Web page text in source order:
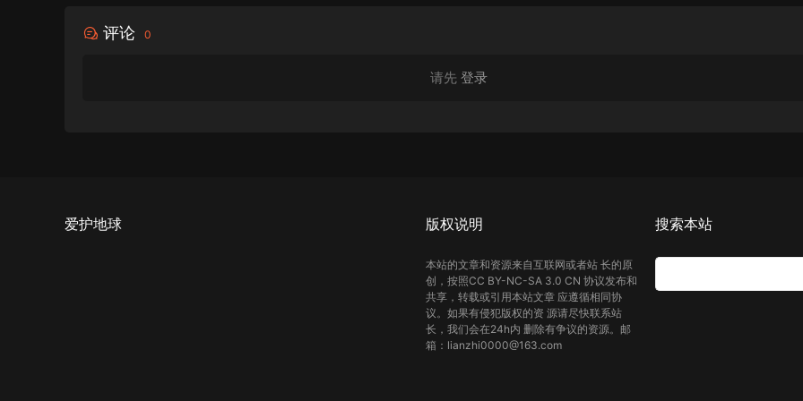
评论 0
请先 登录
爱护地球 版权说明
本站的文章和资源来自互联网或者站 长的原
创，按照CC BY-NC-SA 3.0 CN 协议发布和
共享，转载或引用本站文章 应遵循相同协
议。如果有侵犯版权的资 源请尽快联系站
长，我们会在24h内 删除有争议的资源。邮
箱：lianzhi0000@163.com
搜索本站